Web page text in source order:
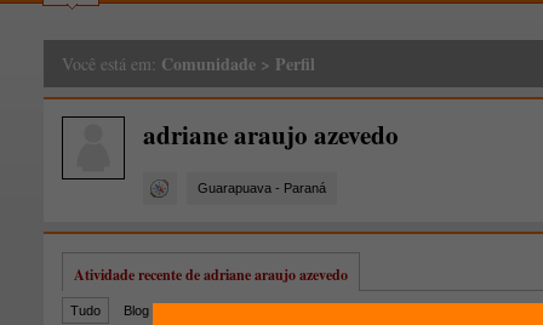
Você está em: Comunidade > Perfil
adriane araujo azevedo
Guarapuava - Paraná